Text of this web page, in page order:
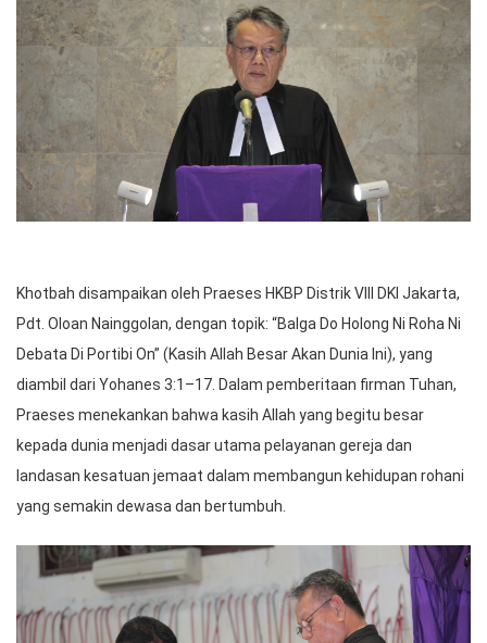
Khotbah disampaikan oleh Praeses HKBP Distrik VIII DKI Jakarta,
Pdt. Oloan Nainggolan, dengan topik: “Balga Do Holong Ni Roha Ni
Debata Di Portibi On” (Kasih Allah Besar Akan Dunia Ini), yang
diambil dari Yohanes 3:1–17. Dalam pemberitaan firman Tuhan,
Praeses menekankan bahwa kasih Allah yang begitu besar
kepada dunia menjadi dasar utama pelayanan gereja dan
landasan kesatuan jemaat dalam membangun kehidupan rohani
yang semakin dewasa dan bertumbuh.